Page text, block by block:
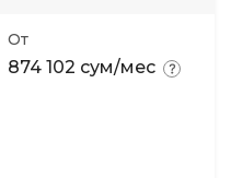
От
874 102 сум/мес